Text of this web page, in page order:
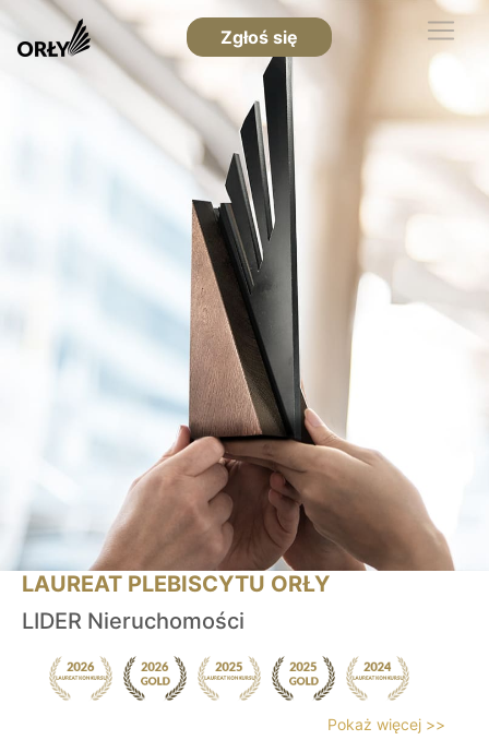
Zgłoś się
LAUREAT PLEBISCYTU ORŁY
LIDER Nieruchomości
Pokaż więcej >>